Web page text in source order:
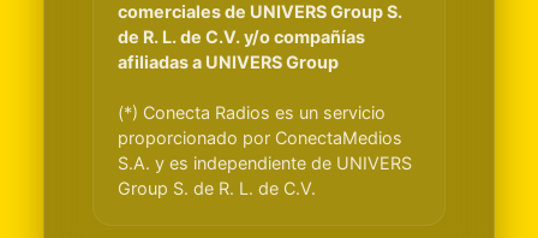
comerciales de UNIVERS Group S.
de R. L. de C.V. y/o compañías
afiliadas a UNIVERS Group
(*) Conecta Radios es un servicio
proporcionado por ConectaMedios
S.A. y es independiente de UNIVERS
Group S. de R. L. de C.V.